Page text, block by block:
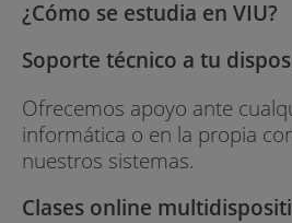
necesidades reales que
repercutiendo en alta
futuros egresados.
Un programa
Máster Universitario en Big
Datos online
¿Cómo se estudia en VIU?
Soporte técnico a tu
Ofrecemos apoyo ante
informática o en la propia
nuestros sistemas.
Clases online